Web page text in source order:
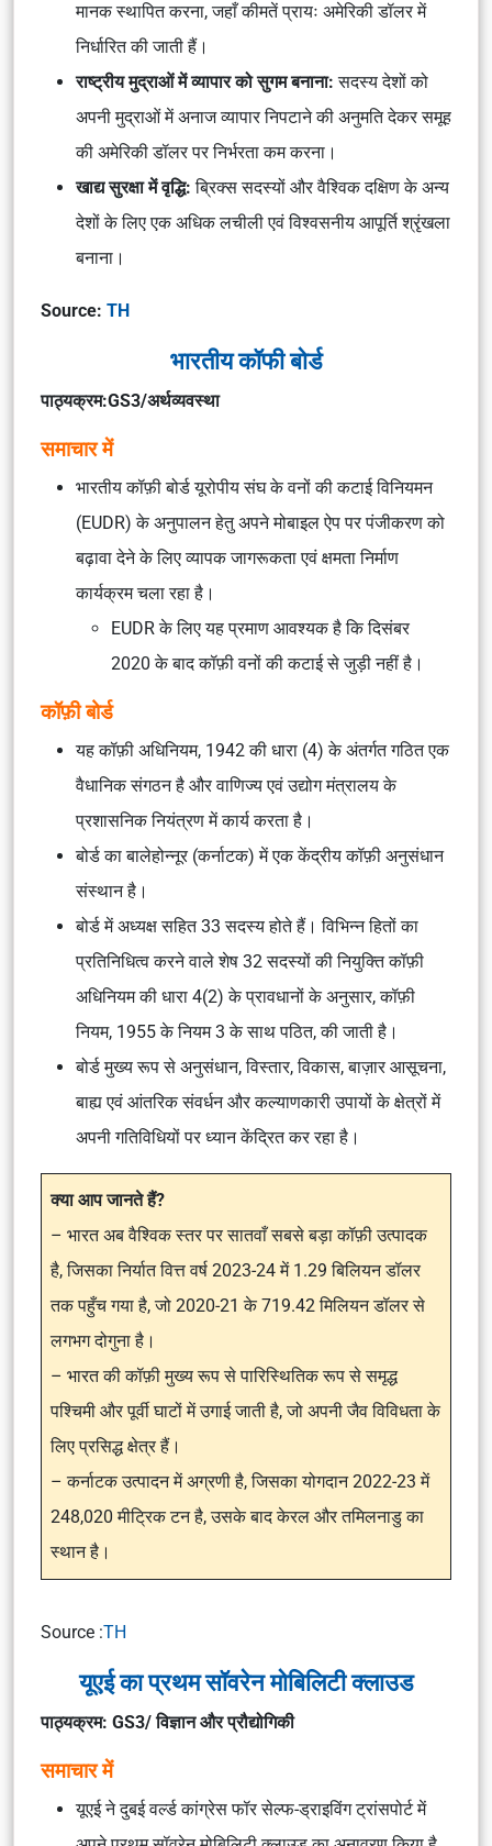
मानक स्थापित करना, जहाँ कीमतें प्रायः अमेरिकी डॉलर में
निर्धारित की जाती हैं।
राष्ट्रीय मुद्राओं में व्यापार को सुगम बनाना: सदस्य देशों को
अपनी मुद्राओं में अनाज व्यापार निपटाने की अनुमति देकर समूह
की अमेरिकी डॉलर पर निर्भरता कम करना।
खाद्य सुरक्षा में वृद्धि:ब्रिक्स सदस्यों और वैश्विक दक्षिण के अन्य
देशों के लिए एक अधिक लचीली एवं विश्वसनीय आपूर्ति श्रृंखला
बनाना।
Source: TH
भारतीय कॉफी बोर्ड
पाठ्यक्रम:GS3/अर्थव्यवस्था
समाचार में
भारतीय कॉफ़ी बोर्ड यूरोपीय संघ के वनों की कटाई विनियमन
(EUDR) के अनुपालन हेतु अपने मोबाइल ऐप पर पंजीकरण को
बढ़ावा देने के लिए व्यापक जागरूकता एवं क्षमता निर्माण
कार्यक्रम चला रहा है।
EUDR के लिए यह प्रमाण आवश्यक है कि दिसंबर
2020 के बाद कॉफ़ी वनों की कटाई से जुड़ी नहीं है।
कॉफ़ी बोर्ड
यह कॉफ़ी अधिनियम, 1942 की धारा (4) के अंतर्गत गठित एक
वैधानिक संगठन है और वाणिज्य एवं उद्योग मंत्रालय के
प्रशासनिक नियंत्रण में कार्य करता है।
बोर्ड का बालेहोन्नूर (कर्नाटक) में एक केंद्रीय कॉफ़ी अनुसंधान
संस्थान है।
बोर्ड में अध्यक्ष सहित 33 सदस्य होते हैं। विभिन्न हितों का
प्रतिनिधित्व करने वाले शेष 32 सदस्यों की नियुक्ति कॉफ़ी
अधिनियम की धारा 4(2) के प्रावधानों के अनुसार, कॉफ़ी
नियम, 1955 के नियम 3 के साथ पठित, की जाती है।
बोर्ड मुख्य रूप से अनुसंधान, विस्तार, विकास, बाज़ार आसूचना,
बाह्य एवं आंतरिक संवर्धन और कल्याणकारी उपायों के क्षेत्रों में
अपनी गतिविधियों पर ध्यान केंद्रित कर रहा है।
क्या आप जानते हैं?
– भारत अब वैश्विक स्तर पर सातवाँ सबसे बड़ा कॉफ़ी उत्पादक
है, जिसका निर्यात वित्त वर्ष 2023-24 में 1.29 बिलियन डॉलर
तक पहुँच गया है, जो 2020-21 के 719.42 मिलियन डॉलर से
लगभग दोगुना है।
– भारत की कॉफ़ी मुख्य रूप से पारिस्थितिक रूप से समृद्ध
पश्चिमी और पूर्वी घाटों में उगाई जाती है, जो अपनी जैव विविधता के
लिए प्रसिद्ध क्षेत्र हैं।
– कर्नाटक उत्पादन में अग्रणी है, जिसका योगदान 2022-23 में
248,020 मीट्रिक टन है, उसके बाद केरल और तमिलनाडु का
स्थान है।
Source :TH
यूएई का प्रथम सॉवरेन मोबिलिटी क्लाउड
पाठ्यक्रम: GS3/ विज्ञान और प्रौद्योगिकी
समाचार में
यूएई ने दुबई वर्ल्ड कांग्रेस फॉर सेल्फ-ड्राइविंग ट्रांसपोर्ट में